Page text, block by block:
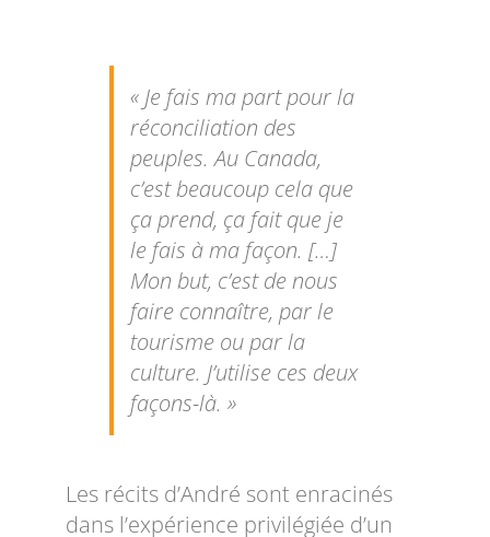
« Je fais ma part pour la
réconciliation des
peuples. Au Canada,
c’est beaucoup cela que
ça prend, ça fait que je
le fais à ma façon. […]
Mon but, c’est de nous
faire connaître, par le
tourisme ou par la
culture. J’utilise ces deux
façons-là. »
Les récits d’André sont enracinés
dans l’expérience privilégiée d’un